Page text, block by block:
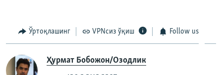
Ўртоқлашинг VPNсиз ўқиш Follow us
Ҳурмат Бобожон/Озодлик